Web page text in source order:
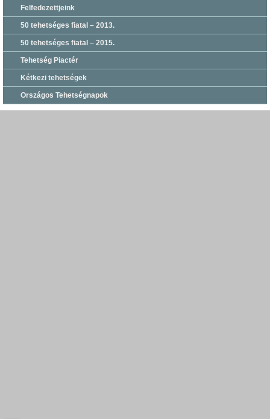
Felfedezettjeink
50 tehetséges fiatal – 2013.
50 tehetséges fiatal – 2015.
Tehetség Piactér
Kétkezi tehetségek
Országos Tehetségnapok